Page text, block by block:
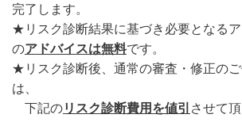
完了します。
★リスク診断結果に基づき必要となる
のアドバイスは無料です。
★リスク診断後、通常の審査・修正の
は、
下記のリスク診断費用を値引 させて頂